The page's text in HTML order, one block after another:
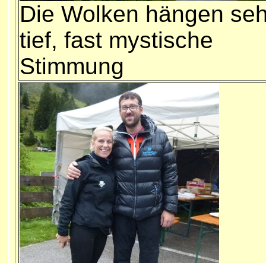
Die Wolken hängen
tief, fast mystische
Stimmung